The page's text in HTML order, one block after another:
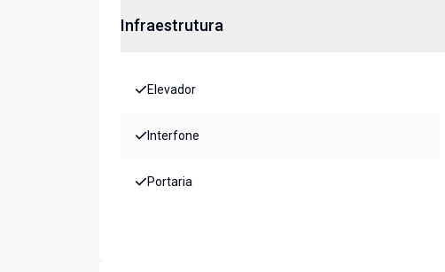
Infraestrutura
Elevador
Interfone
Portaria